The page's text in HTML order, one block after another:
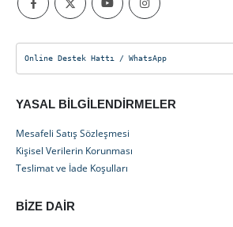
Online Destek Hattı / WhatsApp
YASAL BILGILENDIRMELER
Mesafeli Satış Sözleşmesi
Kişisel Verilerin Korunması
Teslimat ve İade Koşulları
BIZE DAIR